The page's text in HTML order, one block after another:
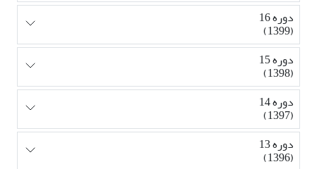
دوره 16
(1399)
دوره 15
(1398)
دوره 14
(1397)
دوره 13
(1396)